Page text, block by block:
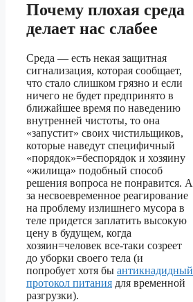
Почему плохая среда
делает нас слабее
Среда — есть некая защитная
сигнализация, которая сообщает,
что стало слишком грязно и если
ничего не будет предпринято в
ближайшее время по наведению
внутренней чистоты, то она
«запустит» своих чистильщиков,
которые наведут специфичный
«порядок»=беспорядок и хозяину
«жилища» подобный способ
решения вопроса не понравится. А
за несвоевременное реагирование
на проблему излишнего мусора в
теле придется заплатить высокую
цену в будущем, когда
хозяин=человек все-таки созреет
до уборки своего тела (и
попробует хотя бы антикнадидный
протокол питания для временной
разгрузки).